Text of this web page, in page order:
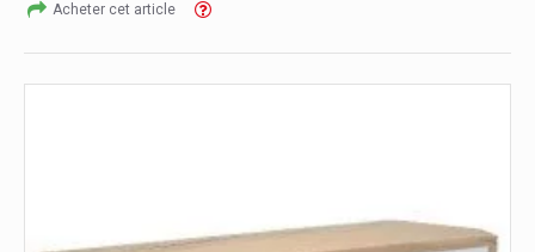
Acheter cet article